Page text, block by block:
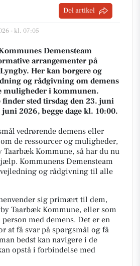
Del artikel
- kl. 07:05
Demensteam
arrangementer på
Her kan borgere og
og rådgivning om demens
muligheder i kommunen.
sted tirsdag den 23. juni
2026, begge dage kl. 10:00.
vedrørende demens eller
de ressourcer og muligheder,
Taarbæk Kommune, så har du nu
Kommunens Demensteam
og rådgivning til alle
sig primært til dem,
Taarbæk Kommune, eller som
med demens. Det er en
at få svar på spørgsmål og få
bedst kan navigere i de
opstå i forbindelse med